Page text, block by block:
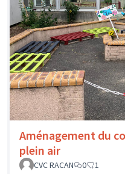
Aménagement du
plein air
CVC RACAN
0 1